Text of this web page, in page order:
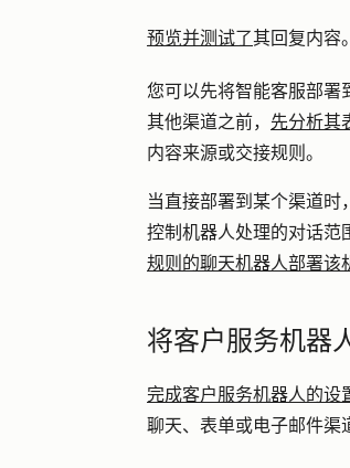
预览并测试了其回复内容。
您可以先将智能客服部署
其他渠道之前， 先分析其
内容来源或交接规则。
当直接部署到某个渠道
控制机器人处理的对话范
规则的聊天机器人部署该
将客户服务机器
完成客户服务机器人的设
聊天、表单或电子邮件渠